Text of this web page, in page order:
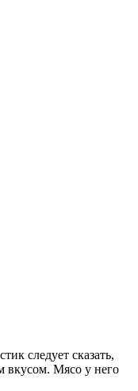
следует сказать,
вкусом. Мясо у него